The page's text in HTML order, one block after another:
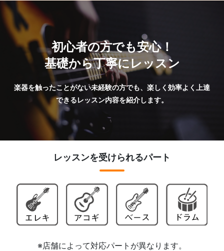
初心者の方でも安心！
基礎から丁寧にレッスン
楽器を触ったことがない未経験の方でも、楽しく効率よく上達
できるレッスン内容を紹介します。
レッスンを受けられるパート
※店舗によって対応パートが異なります。